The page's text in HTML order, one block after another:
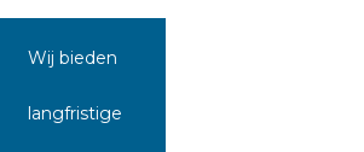
Wij bieden
langfristige